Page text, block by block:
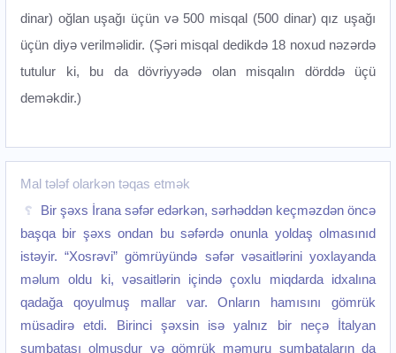
dinar) oğlan uşağı üçün və 500 misqal (500 dinar) qız uşağı
üçün diyə verilməlidir. (Şəri misqal dedikdə 18 noxud nəzərdə
tutulur ki, bu da dövriyyədə olan misqalın dörddə üçü
deməkdir.)
Mal tələf olarkən təqas etmək
Bir şəxs İrana səfər edərkən, sərhəddən keçməzdən öncə
başqa bir şəxs ondan bu səfərdə onunla yoldaş olmasınıd
istəyir. “Xosrəvi” gömrüyündə səfər vəsaitlərini yoxlayanda
məlum oldu ki, vəsaitlərin içində çoxlu miqdarda idxalına
qadağa qoyulmuş mallar var. Onların hamısını gömrük
müsadirə etdi. Birinci şəxsin isə yalnız bir neçə İtalyan
sumbatası olmuşdur və gömrük məmuru sumbataların da